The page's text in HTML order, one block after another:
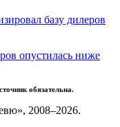
базу дилеров
опустилась ниже
обязательна.
2008–2026.